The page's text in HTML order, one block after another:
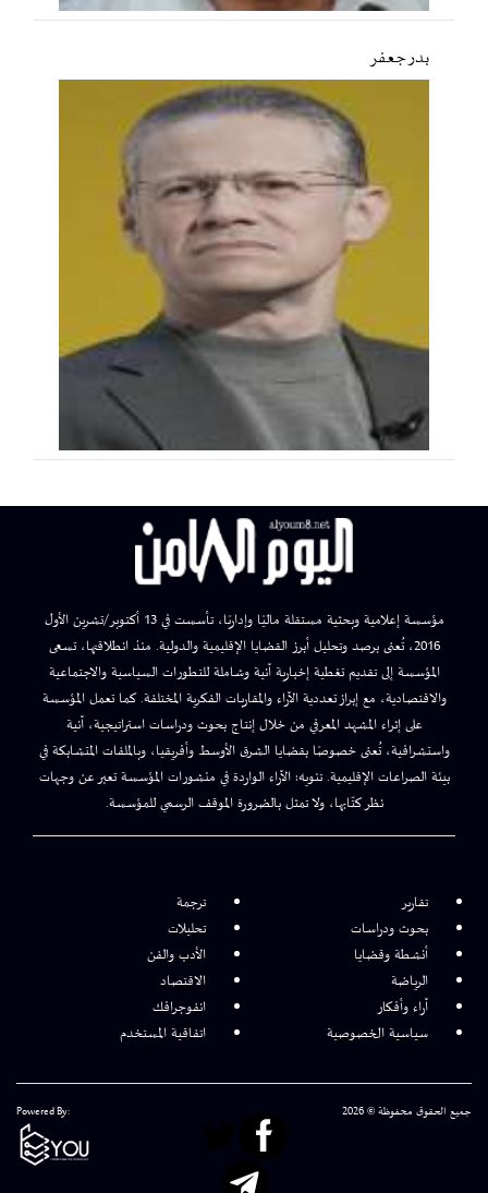
بدر جعفر
مؤسسة إعلامية وبحثية مستقلة ماليًا وإداريًا، تأسست في 13 أكتوبر/تشرين الأول
2016، تُعنى برصد وتحليل أبرز القضايا الإقليمية والدولية. منذ انطلاقتها، تسعى
المؤسسة إلى تقديم تغطية إخبارية آنية وشاملة للتطورات السياسية والاجتماعية
والاقتصادية، مع إبراز تعددية الآراء والمقاربات الفكرية المختلفة. كما تعمل المؤسسة
على إثراء المشهد المعرفي من خلال إنتاج بحوث ودراسات استراتيجية، آنية
واستشرافية، تُعنى خصوصًا بقضايا الشرق الأوسط وأفريقيا، وبالملفات المتشابكة في
بيئة الصراعات الإقليمية. تنويه: الآراء الواردة في منشورات المؤسسة تعبر عن وجهات
نظر كتّابها، ولا تمثل بالضرورة الموقف الرسمي للمؤسسة.
تقارير
ترجمة
بحوث ودراسات
تحليلات
أنشطة وقضايا
الأدب والفن
الرياضة
الاقتصاد
آراء وأفكار
انفوجرافك
سياسية الخصوصية
اتفاقية المستخدم
جميع الحقوق محفوظة © 2026 Powered By: